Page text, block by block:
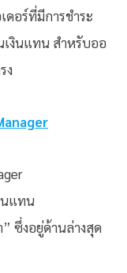
ดอร์ที่มีการชำระ
เงินแทน สำหรับออ
ง
นแทน
ซึ่งอยู่ด้านล่างสุด